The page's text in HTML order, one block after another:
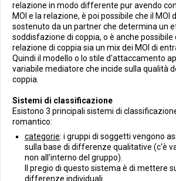
relazione in modo differente pur avendo
MOI e la relazione, è poi possibile che il MOI
sostenuto da un partner che determina un
soddisfazione di coppia, o è anche possibile
relazione di coppia sia un mix dei MOI di
Quindi il modello o lo stile d'attaccamento
variabile mediatore che incide sulla qualità
coppia.
Sistemi di classificazione
Esistono 3 principali sistemi di
romantico:
categorie: i gruppi di soggetti vengono
sulla base di differenze qualitative (c'è
non all'interno del gruppo).
Il pregio di questo sistema è di mettere
differenze individuali.